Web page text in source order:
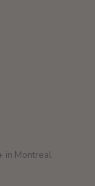
in Montreal